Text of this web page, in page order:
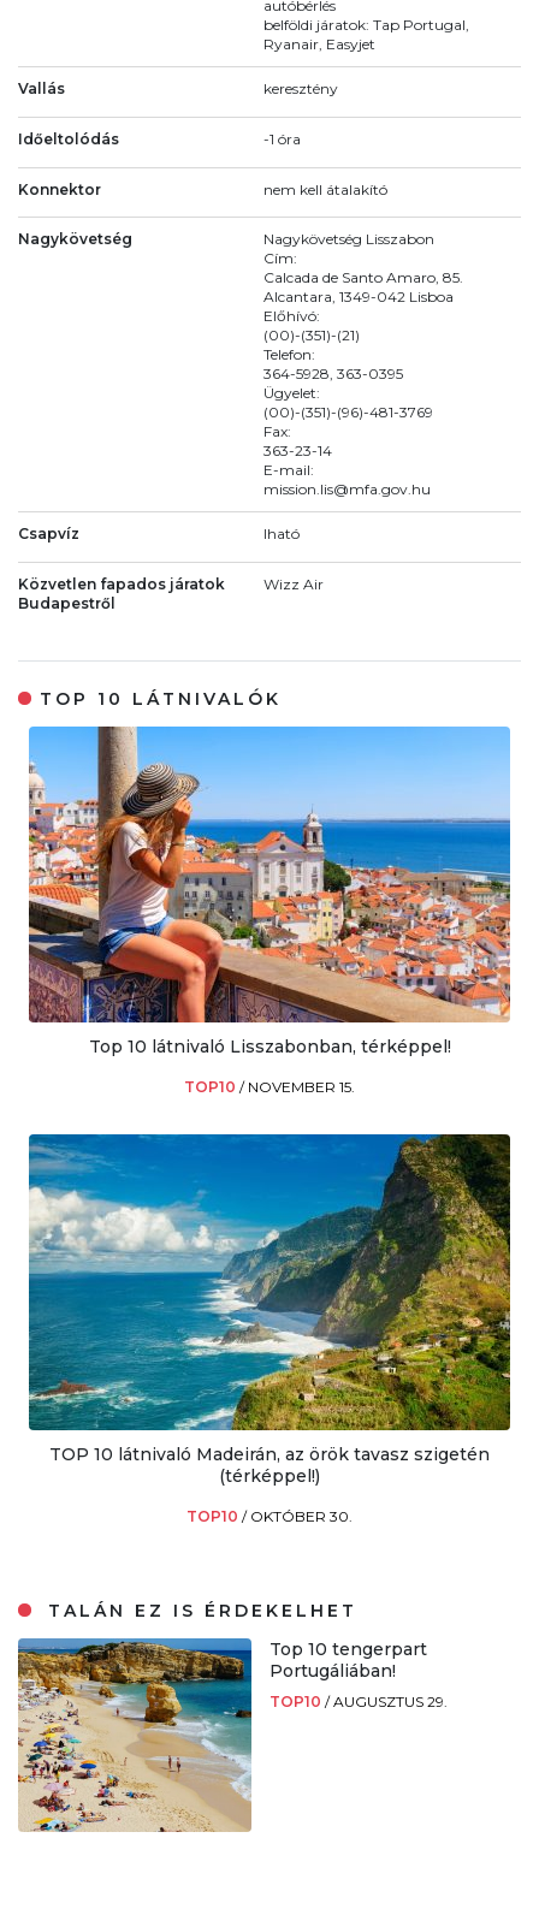
autóbérlés
belföldi járatok: Tap Portugal,
Ryanair, Easyjet
Vallás keresztény
Időeltolódás -1 óra
Konnektor nem kell átalakító
Nagykövetség
Nagykövetség Lisszabon
Cím:
Calcada de Santo Amaro, 85.
Alcantara, 1349-042 Lisboa
Előhívó:
(00)-(351)-(21)
Telefon:
364-5928, 363-0395
Ügyelet:
(00)-(351)-(96)-481-3769
Fax:
363-23-14
E-mail:
mission.lis@mfa.gov.hu
Csapvíz Iható
Közvetlen fapados járatok
Budapestről
Wizz Air
TOP 10 LÁTNIVALÓK
Top 10 látnivaló Lisszabonban, térképpel!
TOP10 / NOVEMBER 15.
TOP 10 látnivaló Madeirán, az örök tavasz szigetén
(térképpel!)
TOP10 / OKTÓBER 30.
TALÁN EZ IS ÉRDEKELHET
Top 10 tengerpart
Portugáliában!
TOP10 /AUGUSZTUS 29.